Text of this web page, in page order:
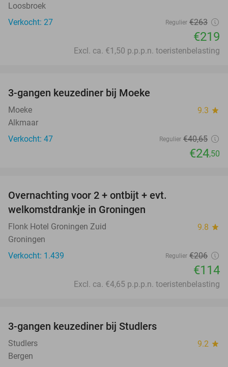
Loosbroek
Verkocht: 27
Regulier €263
€219
Excl. ca. €1,50 p.p.p.n. toeristenbelasting
3-gangen keuzediner bij Moeke
Moeke 9.3 star
Alkmaar
Verkocht: 47
Regulier €40,65
€24,50
Overnachting voor 2 + ontbijt + evt.
welkomstdrankje in Groningen
Flonk Hotel Groningen Zuid 9.8 star
Groningen
Verkocht: 1.439
Regulier €206
€114
Excl. ca. €4,65 p.p.p.n. toeristenbelasting
3-gangen keuzediner bij Studlers
Studlers 9.2 star
Bergen